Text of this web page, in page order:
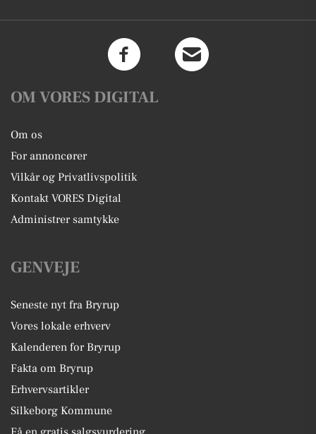
OM VORES DIGITAL
Om os
For annoncører
Vilkår og Privatlivspolitik
Kontakt VORES Digital
Administrer samtykke
GENVEJE
Seneste nyt fra Bryrup
Vores lokale erhverv
Kalenderen for Bryrup
Fakta om Bryrup
Erhvervsartikler
Silkeborg Kommune